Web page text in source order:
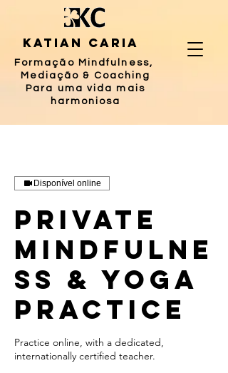
katian caria
Formação Mindfulness,
Mediação & Coaching
Para uma vida mais
harmoniosa
Disponível online
Private
Mindfulne
ss & Yoga
Practice
Practice online, with a dedicated,
internationally certified teacher.